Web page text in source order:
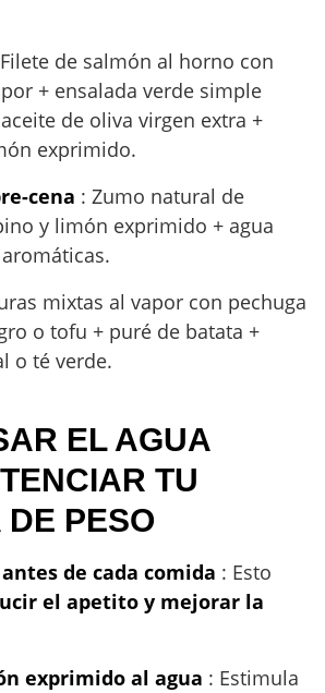
de salmón al horno con
+ ensalada verde simple
de oliva virgen extra +
exprimido.
cena : Zumo natural de
y limón exprimido + agua
mixtas al vapor con pechuga
o tofu + puré de batata +
o té verde.
EL AGUA
TU
PESO
de cada comida : Esto
el apetito y mejorar la
exprimido al agua : Estimula